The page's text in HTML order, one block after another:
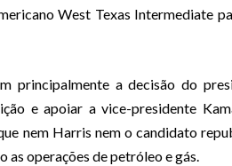
West Texas Intermediate
principalmente a decisão do
e apoiar a vice-presidente
nem Harris nem o candidato
as operações de petróleo e gás.